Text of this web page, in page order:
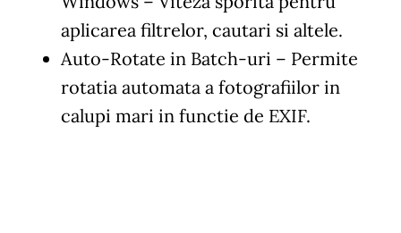
aplicarea filtrelor, cautari si altele.
Auto-Rotate in Batch-uri – Permite
rotatia automata a fotografiilor in
calupi mari in functie de EXIF.